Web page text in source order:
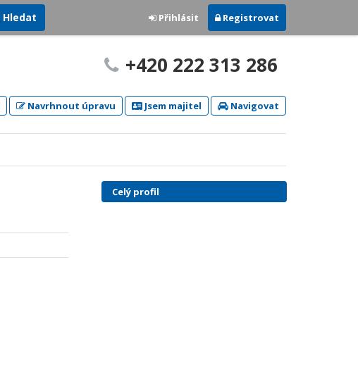
Hledat Přihlásit Registrovat
+420 222 313 286
Navrhnout úpravu Jsem majitel Navigovat
Celý profil